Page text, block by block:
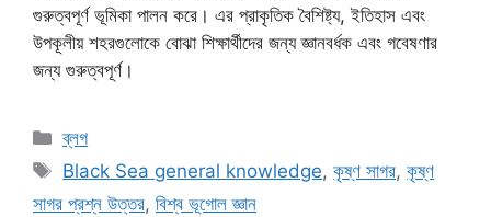
গুরুত্বপূর্ণ ভূমিকা পালন করে। এর প্রাকৃতিক বৈশিষ্ট্য, ইতিহাস এবং
উপকূলীয় শহরগুলোকে বোঝা শিক্ষার্থীদের জন্য জ্ঞানবর্ধক এবং গবেষণার
জন্য গুরুত্বপূর্ণ।
Categories
ব্লগ
Tags
Black Sea general knowledge,কৃষ্ণ সাগর,কৃষ্ণ
সাগর প্রশ্ন উত্তর, বিশ্ব ভূগোল জ্ঞান